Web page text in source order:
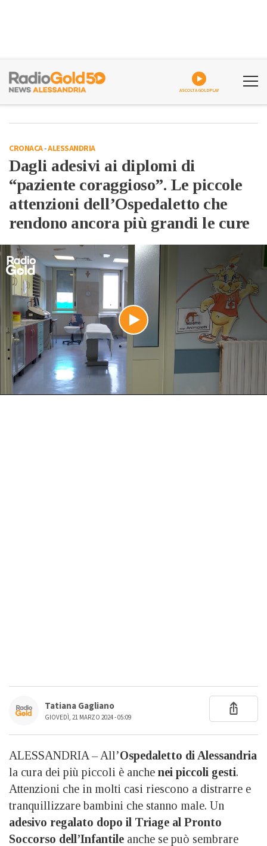
ASCOLTA GOLDPLAY
CRONACA-ALESSANDRIA
Dagli adesivi ai diplomi di
“paziente coraggioso”. Le piccole
attenzioni dell’Ospedaletto che
rendono ancora più grandi le cure
Tatiana Gagliano
GIOVEDÌ, 21 MARZO 2024 - 05:09
ALESSANDRIA – All’Ospedaletto di Alessandria
la cura dei più piccoli è anche nei piccoli gesti.
Attenzioni che in molti casi riescono a distrarre e
tranquillizzare bambini che stanno male. Un
adesivo regalato dopo il Triage al Pronto
Soccorso dell’Infantile anche se può sembrare